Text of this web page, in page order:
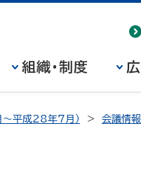
組織・制度
平成28年7月） 会議情報